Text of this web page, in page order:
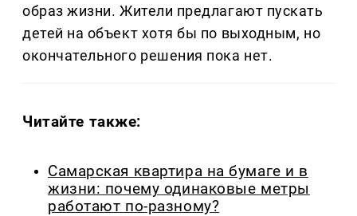
образ жизни. Жители предлагают пускать
детей на объект хотя бы по выходным, но
окончательного решения пока нет.
Читайте также:
Самарская квартира на бумаге и в
жизни: почему одинаковые метры
работают по-разному?